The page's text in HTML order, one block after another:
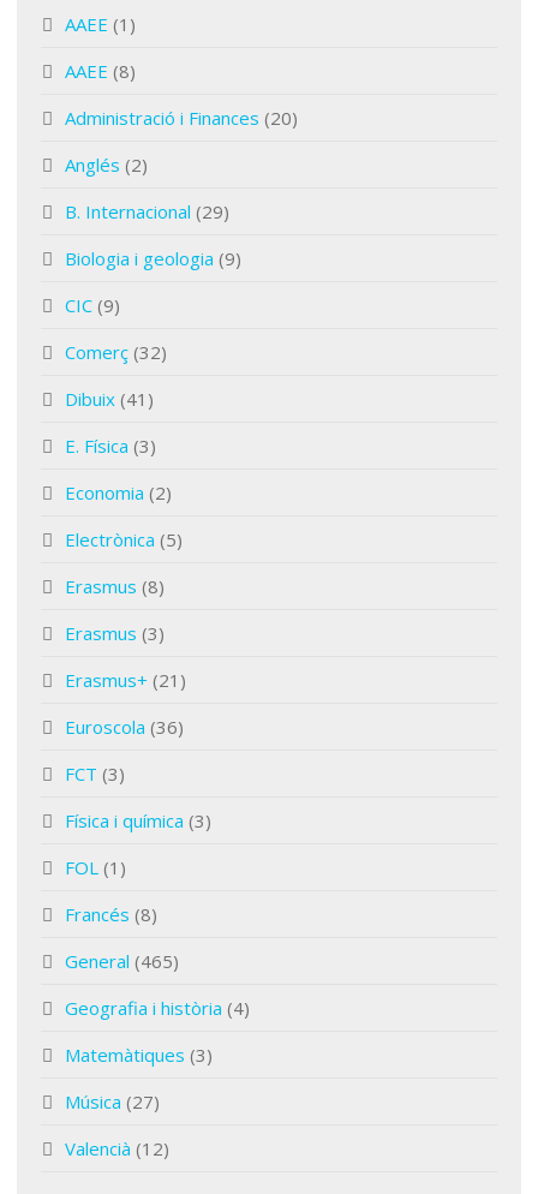
AAEE (1)
AAEE (8)
Administració i Finances (20)
Anglés (2)
B. Internacional (29)
Biologia i geologia (9)
CIC (9)
Comerç (32)
Dibuix (41)
E. Física (3)
Economia (2)
Electrònica (5)
Erasmus (8)
Erasmus (3)
Erasmus+ (21)
Euroscola (36)
FCT (3)
Física i química (3)
FOL (1)
Francés (8)
General (465)
Geografia i història (4)
Matemàtiques (3)
Música (27)
Valencià (12)